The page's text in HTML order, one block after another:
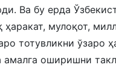
Ва бу ерда
ҳаракат, мулоқот,
тотувликни ўзаро
амалга оширишни